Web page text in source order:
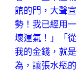
館的門，大聲
勢！我已經用
壞運氣！」「
我的金錢，就
為，讓張水瓶